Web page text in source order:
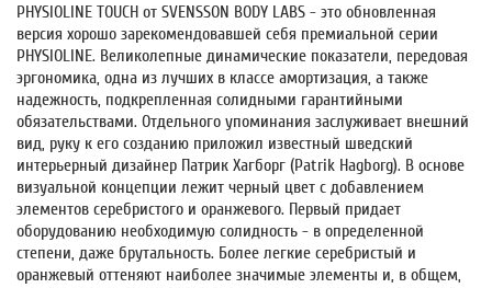
PHYSIOLINE TOUCH от SVENSSON BODY LABS - это обновленная
версия хорошо зарекомендовавшей себя премиальной серии
PHYSIOLINE. Великолепные динамические показатели, передовая
эргономика, одна из лучших в классе амортизация, а также
надежность, подкрепленная солидными гарантийными
обязательствами. Отдельного упоминания заслуживает внешний
вид, руку к его созданию приложил известный шведский
интерьерный дизайнер Патрик Хагборг (Patrik Hagborg). В основе
визуальной концепции лежит черный цвет с добавлением
элементов серебристого и оранжевого. Первый придает
оборудованию необходимую солидность - в определенной
степени, даже брутальность. Более легкие серебристый и
оранжевый оттеняют наиболее значимые элементы и, в общем,